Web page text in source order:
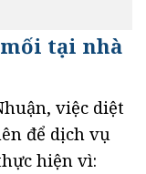
tại nhà
việc diệt
để dịch vụ
hiện vì: